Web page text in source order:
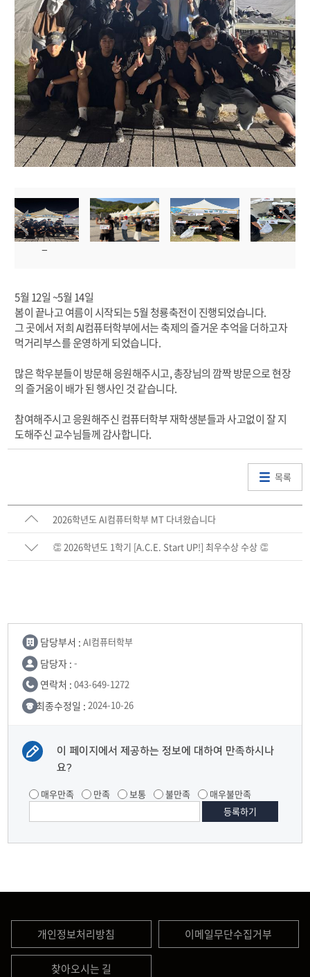
5월 12일 ~5월 14일
봄이 끝나고 여름이 시작되는 5월 청룡축전이 진행되었습니다.
그 곳에서 저희 AI컴퓨터학부에서는 축제의 즐거운 추억을 더하고자
먹거리부스를 운영하게 되었습니다.
많은 학우분들이 방문해 응원해주시고, 총장님의 깜짝 방문으로 현장
의 즐거움이 배가 된 행사인 것 같습니다.
참여해주시고 응원해주신 컴퓨터학부 재학생분들과 사고없이 잘 지
도해주신 교수님들께 감사합니다.
목록
2026학년도 AI컴퓨터학부 MT 다녀왔습니다
👏 2026학년도 1학기 [A.C.E. Start UP!] 최우수상 수상 👏
담당부서 : AI컴퓨터학부
담당자 : -
연락처 : 043-649-1272
최종수정일 : 2024-10-26
이 페이지에서 제공하는 정보에 대하여 만족하시나
요?
매우만족 만족 보통 불만족 매우불만족
개인정보처리방침 이메일무단수집거부
찾아오시는 길